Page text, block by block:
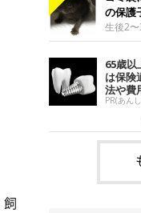
ゃんは
でうと
材時1才
モちゃ
枚。飼
です。
お迎え2
ももち
ユー
ちゃん
こちら
を過ぎ
もの
ため
た。鳴
の保護
に！
とくる
生後2
った小
子猫
しまし
モグラ
たころ
ん。
X（旧
の愛猫
本名
ゃん
かった
65歳以
は保険
法や費
PR(あん